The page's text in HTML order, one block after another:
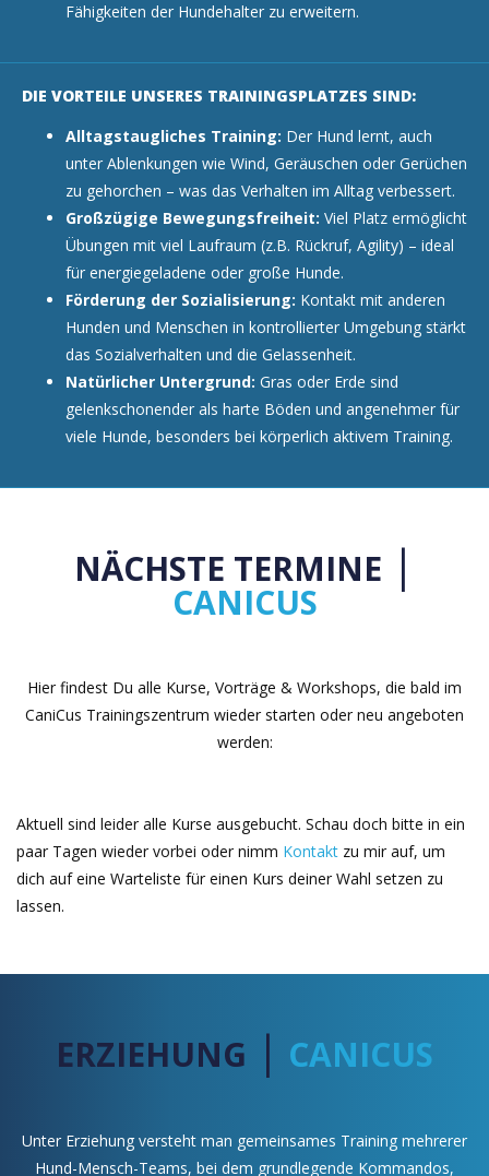
Fähigkeiten der Hundehalter zu erweitern.
DIE VORTEILE UNSERES TRAININGSPLATZES SIND:
Alltagstaugliches Training: Der Hund lernt, auch
unter Ablenkungen wie Wind, Geräuschen oder Gerüchen
zu gehorchen – was das Verhalten im Alltag verbessert.
Großzügige Bewegungsfreiheit: Viel Platz ermöglicht
Übungen mit viel Laufraum (z.B. Rückruf, Agility) – ideal
für energiegeladene oder große Hunde.
Förderung der Sozialisierung: Kontakt mit anderen
Hunden und Menschen in kontrollierter Umgebung stärkt
das Sozialverhalten und die Gelassenheit.
Natürlicher Untergrund: Gras oder Erde sind
gelenkschonender als harte Böden und angenehmer für
viele Hunde, besonders bei körperlich aktivem Training.
NÄCHSTE TERMINE |
CANICUS
Hier findest Du alle Kurse, Vorträge & Workshops, die bald im
CaniCus Trainingszentrum wieder starten oder neu angeboten
werden:
Aktuell sind leider alle Kurse ausgebucht. Schau doch bitte in ein
paar Tagen wieder vorbei oder nimm Kontakt zu mir auf, um
dich auf eine Warteliste für einen Kurs deiner Wahl setzen zu
lassen.
ERZIEHUNG | CANICUS
Unter Erziehung versteht man gemeinsames Training mehrerer
Hund-Mensch-Teams, bei dem grundlegende Kommandos,